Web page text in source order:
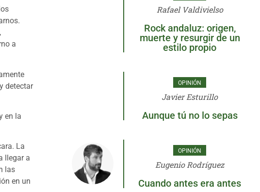
a
detectar
en la
La
llegar a
las
en un
Rafael Valdivielso
Rock andaluz: origen,
muerte y resurgir de un
estilo propio
OPINIÓN
Javier Esturillo
Aunque tú no lo sepas
OPINIÓN
Eugenio Rodríguez
Cuando antes era antes